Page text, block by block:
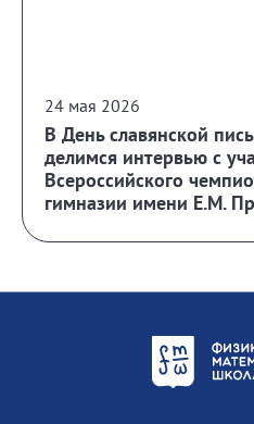
24 мая 2026
В День славянской
делимся интервью с
Всероссийского
гимназии имени Е.М.